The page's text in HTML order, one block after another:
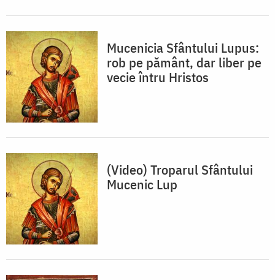
Mucenicia Sfântului Lupus:
rob pe pământ, dar liber pe
vecie întru Hristos
(Video) Troparul Sfântului
Mucenic Lup